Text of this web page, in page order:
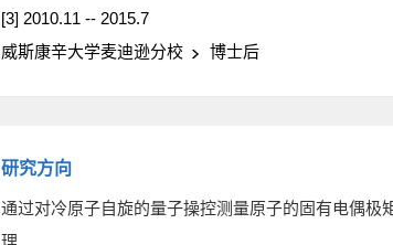
[3] 2010.11 -- 2015.7
威斯康辛大学麦迪逊分校
博士后
研究方向
通过对冷原子自旋的量子操控测量原子的固有电偶
理